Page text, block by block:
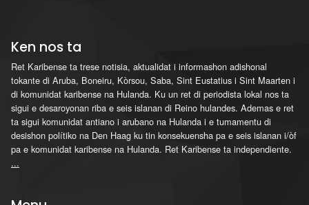
Ken nos ta
Ret Karibense ta trese notisia, aktualidat i informashon adishonal
tokante di Aruba, Boneiru, Kòrsou, Saba, Sint Eustatius i Sint Maarten i
di komunidat karibense na Hulanda. Ku un ret di periodista lokal nos ta
sigui e desaroyonan riba e seis islanan di Reino hulandes. Ademas e ret
ta sigui komunidat antiano i arubano na Hulanda i e tumamentu di
desishon polítiko na Den Haag ku tin konsekuensha pa e seis islanan i/òf
pa e komunidat karibense na Hulanda. Ret Karibense ta independiente.
...